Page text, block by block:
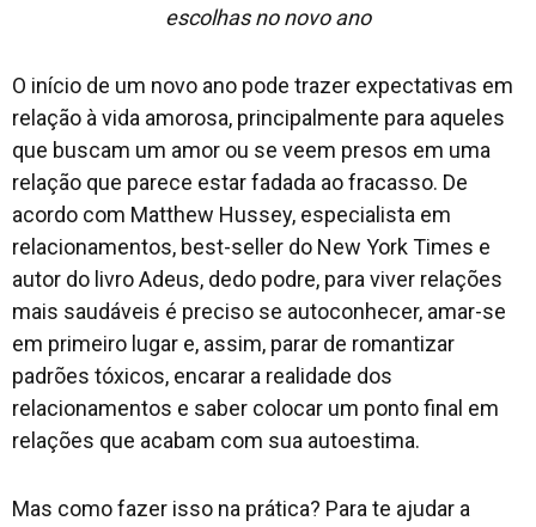
escolhas no novo ano
O início de um novo ano pode trazer expectativas em
relação à vida amorosa, principalmente para aqueles
que buscam um amor ou se veem presos em uma
relação que parece estar fadada ao fracasso. De
acordo com Matthew Hussey, especialista em
relacionamentos, best-seller do New York Times e
autor do livro Adeus, dedo podre, para viver relações
mais saudáveis é preciso se autoconhecer, amar-se
em primeiro lugar e, assim, parar de romantizar
padrões tóxicos, encarar a realidade dos
relacionamentos e saber colocar um ponto final em
relações que acabam com sua autoestima.
Mas como fazer isso na prática? Para te ajudar a